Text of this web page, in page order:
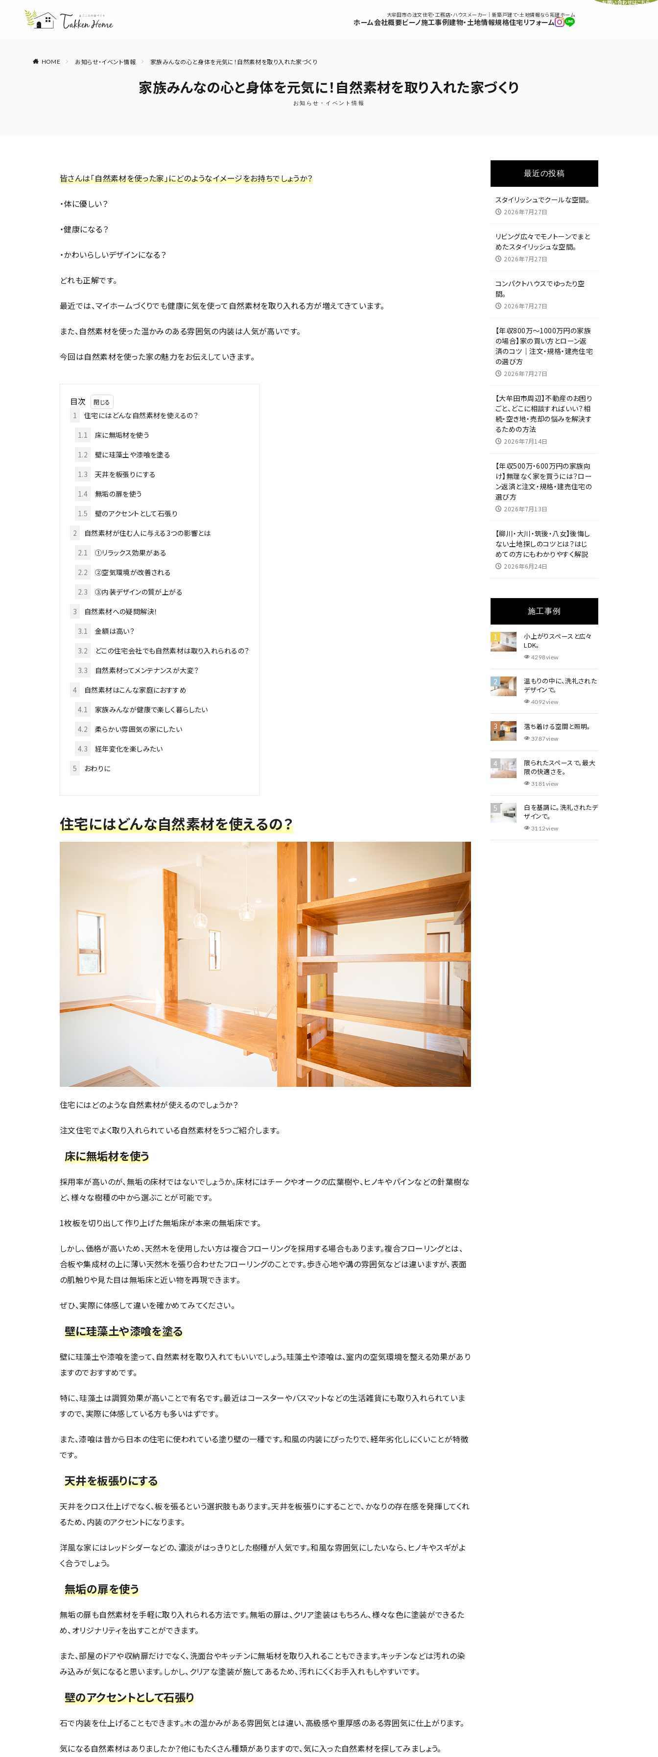
大牟田市の注文住宅・工務店・ハウスメーカー｜新築戸建て・土地情報なら拓建ホーム
ホーム会社概要ビーノ施工事例建物・土地情報規格住宅リフォーム
お問い合わせはこちら
HOME お知らせ・イベント情報 家族みんなの心と身体を元気に！自然素材を取り入れた家づくり
家族みんなの心と身体を元気に！自然素材を取り入れた家づくり
お知らせ・イベント情報
皆さんは「自然素材を使った家」にどのようなイメージをお持ちでしょうか？
・体に優しい？
・健康になる？
・かわいらしいデザインになる？
どれも正解です。
最近では、マイホームづくりでも健康に気を使って自然素材を取り入れる方が増えてきています。
また、自然素材を使った温かみのある雰囲気の内装は人気が高いです。
今回は自然素材を使った家の魅力をお伝えしていきます。
目次
1
住宅にはどんな自然素材を使えるの？
1.1
床に無垢材を使う
1.2
壁に珪藻土や漆喰を塗る
1.3
天井を板張りにする
1.4
無垢の扉を使う
1.5
壁のアクセントとして石張り
2
自然素材が住む人に与える3つの影響とは
2.1
①リラックス効果がある
2.2
②空気環境が改善される
2.3
③内装デザインの質が上がる
3
自然素材への疑問解決！
3.1
金額は高い？
3.2
どこの住宅会社でも自然素材は取り入れられるの？
3.3
自然素材ってメンテナンスが大変？
4
自然素材はこんな家庭におすすめ
4.1
家族みんなが健康で楽しく暮らしたい
4.2
柔らかい雰囲気の家にしたい
4.3
経年変化を楽しみたい
5
おわりに
住宅にはどんな自然素材を使えるの？
住宅にはどのような自然素材が使えるのでしょうか？
注文住宅でよく取り入れられている自然素材を5つご紹介します。
床に無垢材を使う
採用率が高いのが、無垢の床材ではないでしょうか。床材にはチークやオークの広葉樹や、ヒノキやパインなどの針葉樹な
ど、様々な樹種の中から選ぶことが可能です。
1枚板を切り出して作り上げた無垢床が本来の無垢床です。
しかし、価格が高いため、天然木を使用したい方は複合フローリングを採用する場合もあります。複合フローリングとは、
合板や集成材の上に薄い天然木を張り合わせたフローリングのことです。歩き心地や溝の雰囲気などは違いますが、表面
の肌触りや見た目は無垢床と近い物を再現できます。
ぜひ、実際に体感して違いを確かめてみてください。
壁に珪藻土や漆喰を塗る
壁に珪藻土や漆喰を塗って、自然素材を取り入れてもいいでしょう。珪藻土や漆喰は、室内の空気環境を整える効果があり
ますのでおすすめです。
特に、珪藻土は調質効果が高いことで有名です。最近はコースターやバスマットなどの生活雑貨にも取り入れられていま
すので、実際に体感している方も多いはずです。
また、漆喰は昔から日本の住宅に使われている塗り壁の一種です。和風の内装にぴったりで、経年劣化しにくいことが特徴
です。
天井を板張りにする
天井をクロス仕上げでなく、板を張るという選択肢もあります。天井を板張りにすることで、かなりの存在感を発揮してくれ
るため、内装のアクセントになります。
洋風な家にはレッドシダーなどの、濃淡がはっきりとした樹種が人気です。和風な雰囲気にしたいなら、ヒノキやスギがよ
く合うでしょう。
無垢の扉を使う
無垢の扉も自然素材を手軽に取り入れられる方法です。無垢の扉は、クリア塗装はもちろん、様々な色に塗装ができるた
め、オリジナリティを出すことができます。
また、部屋のドアや収納扉だけでなく、洗面台やキッチンに無垢材を取り入れることもできます。キッチンなどは汚れの染
み込みが気になると思います。しかし、クリアな塗装が施してあるため、汚れにくくお手入れもしやすいです。
壁のアクセントとして石張り
石で内装を仕上げることもできます。木の温かみがある雰囲気とは違い、高級感や重厚感のある雰囲気に仕上がります。
気になる自然素材はありましたか？他にもたくさん種類がありますので、気に入った自然素材を探してみましょう。
最近の投稿
スタイリッシュでクールな空間。
2026年7月27日
リビング広々でモノトーンでまと
めたスタイリッシュな空間。
2026年7月27日
コンパクトハウスでゆったり空
間。
2026年7月27日
【年収800万～1000万円の家族
の場合】家の買い方とローン返
済のコツ｜注文・規格・建売住宅
の選び方
2026年7月27日
【大牟田市周辺】不動産のお困り
ごと、どこに相談すればいい？相
続・空き地・売却の悩みを解決す
るための方法
2026年7月14日
【年収500万・600万円の家族向
け】無理なく家を買うには？ロー
ン返済と注文・規格・建売住宅の
選び方
2026年7月13日
【柳川・大川・筑後・八女】後悔し
ない土地探しのコツとは？はじ
めての方にもわかりやすく解説
2026年6月24日
施工事例
小上がりスペースと広々
LDK。
4298view
温もりの中に、洗礼された
デザインで。
4092view
落ち着ける空間と照明。
3787view
​限られたスペースで。最大
限の快適さを。
3181view
白を基調に。洗礼されたデ
ザインで。
3112view